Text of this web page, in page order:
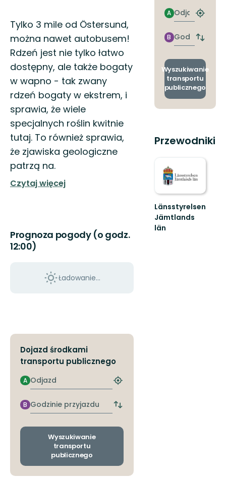
Opis
Tylko 3 mile od Östersund,
można nawet autobusem!
Rdzeń jest nie tylko łatwo
dostępny, ale także bogaty
w wapno - tak zwany
rdzeń bogaty w ekstrem, i
sprawia, że wiele
specjalnych roślin kwitnie
tutaj. To również sprawia,
że zjawiska geologiczne
patrzą na.
Czytaj więcej
Prognoza pogody (o godz.
12:00)
Ładowanie...
Dojazd środkami
transportu publicznego
Odjazd
A
Znajdź
przystanek
Godzinie
przyjazdu
B
Zmiana
odjazdu
Wyszukiwanie
transportu
publicznego
Odjazd
A
Znajdź
Godzinie
przyjazdu
B
Zmiana
i
Wyszukiwanie
transportu
publicznego
Przewodniki
Länsstyrelsen
Jämtlands
län